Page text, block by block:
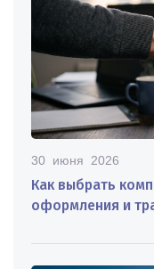
30 июня 2026
Как выбрать
оформления и